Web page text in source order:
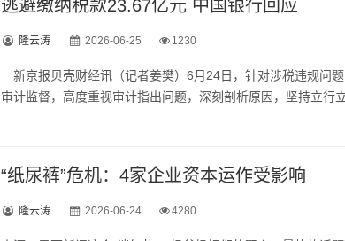
逃避缴纳税款23.67亿元 中国银行回应
隆云涛 2026-06-25 1230
新京报贝壳财经讯（记者姜樊）6月24日，针对涉税违规问
审计监督，高度重视审计指出问题，深刻剖析原因，坚持立行
“纸尿裤”危机：4家企业资本运作受影响
隆云涛 2026-06-24 4280